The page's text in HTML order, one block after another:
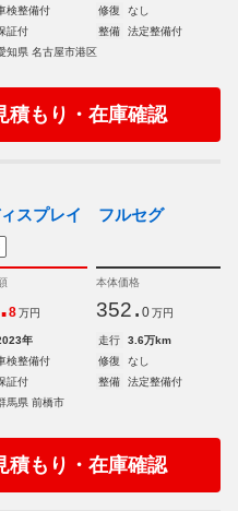
検整備付 修復
なし
証付 整備
法定整備付
知県 名古屋市港区
積もり・在庫確認
ィスプレイ フルセグ
.8 万円
本体価格
352. 0 万円
年 走行
3.6万km
検整備付 修復
なし
証付 整備
法定整備付
馬県 前橋市
積もり・在庫確認